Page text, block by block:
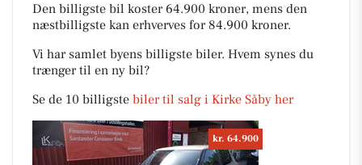
Den billigste bil koster 64.900 kroner, mens den
næstbilligste kan erhverves for 84.900 kroner.
Vi har samlet byens billigste biler. Hvem synes du
trænger til en ny bil?
Se de 10 billigste biler til salg i Kirke Såby her
kr. 64.900